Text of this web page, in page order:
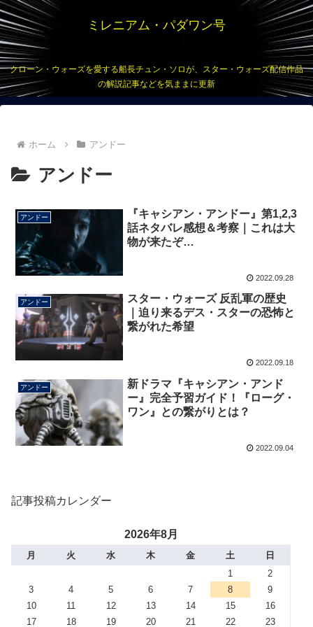
ミレニアム・パダワン号
クローン・ウォーズを愛する船長チュン・ソロが、スター・ウォーズ配信作品
の解説記事などを気ままに更新
ホーム アンドー
アンドー
アンドー
『キャシアン・アンドー』第1,2,3
話ネタバレ感想＆考察｜これは大
物が来たぞ…
2022.09.28
アンドー
スター・ウォーズ 反乱軍の歴史
｜迫り来るデス・スターの恐怖と
繋がれた希望
2022.09.18
アンドー
新ドラマ『キャシアン・アンド
ー』完全予習ガイド！『ローグ・
ワン』との繋がりとは？
2022.09.04
記事投稿カレンダー
2026年8月
月 火 水 木 金 土
日
1
2
3
4 5 6 7 8
9
10
11 12 13 14 15
16
17
18 19 20 21 22 23